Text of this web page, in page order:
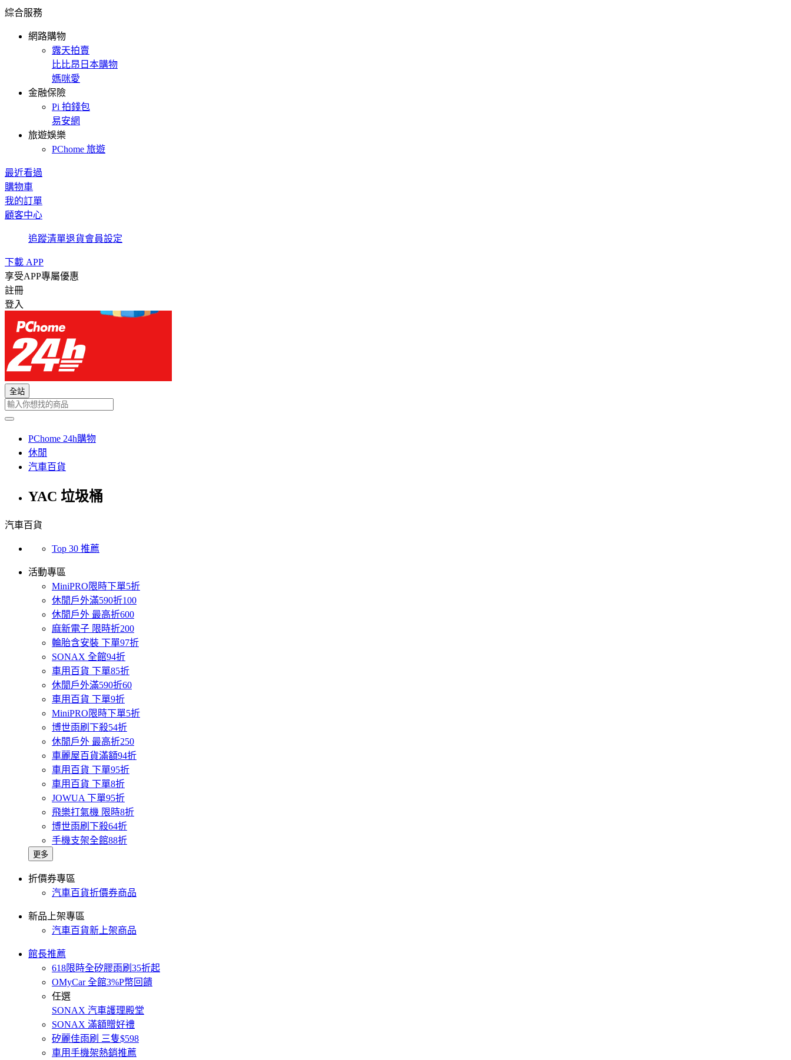
綜合服務
網路購物
露天拍賣
比比昂日本購物
媽咪愛
金融保險
Pi 拍錢包
易安網
旅遊娛樂
PChome 旅遊
最近看過
購物車
我的訂單
顧客中心
追蹤清單退貨會員設定
下載 APP
享受APP專屬優惠
註冊
登入
全站
PChome 24h購物
休閒
汽車百貨
YAC 垃圾桶
汽車百貨
Top 30 推薦
活動專區
MiniPRO限時下單5折
休閒戶外滿590折100
休閒戶外 最高折600
麻新電子 限時折200
輪胎含安裝 下單97折
SONAX 全館94折
車用百貨 下單85折
休閒戶外滿590折60
車用百貨 下單9折
MiniPRO限時下單5折
博世雨刷下殺54折
休閒戶外 最高折250
車麗屋百貨滿額94折
車用百貨 下單95折
車用百貨 下單8折
JOWUA 下單95折
飛樂打氣機 限時8折
博世雨刷下殺64折
手機支架全館88折
更多
折價券專區
汽車百貨折價券商品
新品上架專區
汽車百貨新上架商品
館長推薦
618限時全矽膠雨刷35折起
OMyCar 全館3%P幣回饋
任選
SONAX 汽車護理殿堂
SONAX 滿額贈好禮
矽麗佳雨刷 三隻$598
車用手機架熱銷推薦